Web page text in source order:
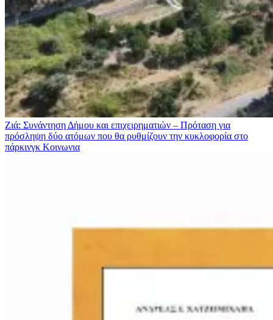
Ζιά: Συνάντηση Δήμου και επιχειρηματιών – Πρόταση για
πρόσληψη δύο ατόμων που θα ρυθμίζουν την κυκλοφορία στο
πάρκινγκ Κοινωνια